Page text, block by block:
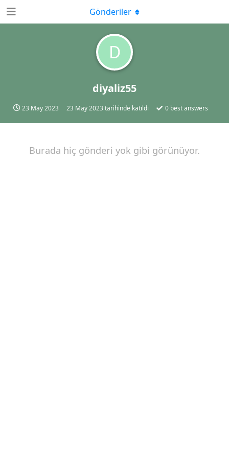
D
diyaliz55
23 May 2023 23 May 2023 tarihinde katıldı 0 best answers
Gönderiler
Burada hiç gönderi yok gibi görünüyor.